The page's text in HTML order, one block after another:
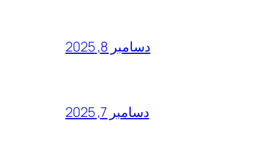
دسامبر 8, 2025
دسامبر 7, 2025